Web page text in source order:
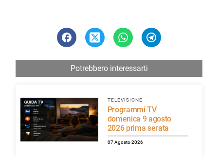
Potrebbero interessarti
TELEVISIONE
Programmi TV
domenica 9 agosto
2026 prima serata
07 Agosto 2026